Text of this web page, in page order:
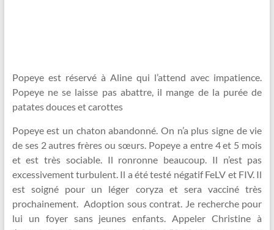
Popeye est réservé à Aline qui l’attend avec impatience.
Popeye ne se laisse pas abattre, il mange de la purée de
patates douces et carottes
Popeye est un chaton abandonné. On n’a plus signe de vie
de ses 2 autres frères ou sœurs. Popeye a entre 4 et 5 mois
et est très sociable. Il ronronne beaucoup. Il n’est pas
excessivement turbulent. Il a été testé négatif FeLV et FIV. Il
est soigné pour un léger coryza et sera vacciné très
prochainement. Adoption sous contrat. Je recherche pour
lui un foyer sans jeunes enfants. Appeler Christine à